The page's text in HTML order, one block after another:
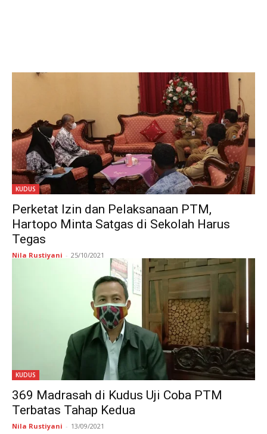
KUDUS
Perketat Izin dan Pelaksanaan PTM,
Hartopo Minta Satgas di Sekolah Harus
Tegas
Nila Rustiyani - 25/10/2021
KUDUS
369 Madrasah di Kudus Uji Coba PTM
Terbatas Tahap Kedua
Nila Rustiyani - 13/09/2021